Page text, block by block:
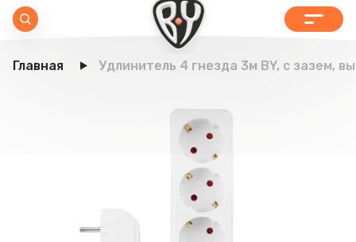
Главная Удлинитель 4 гнезда 3м BY, с зазем,